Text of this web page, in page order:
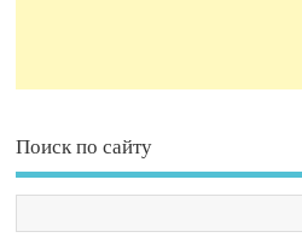
Поиск по сайту